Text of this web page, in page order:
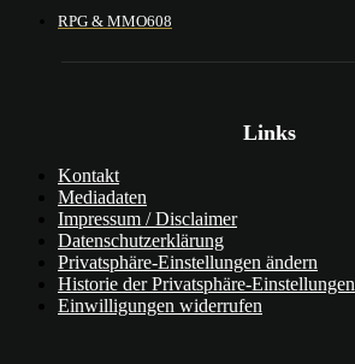
RPG & MMO608
Links
Kontakt
Mediadaten
Impressum / Disclaimer
Datenschutzerklärung
Privatsphäre-Einstellungen ändern
Historie der Privatsphäre-Einstellungen
Einwilligungen widerrufen